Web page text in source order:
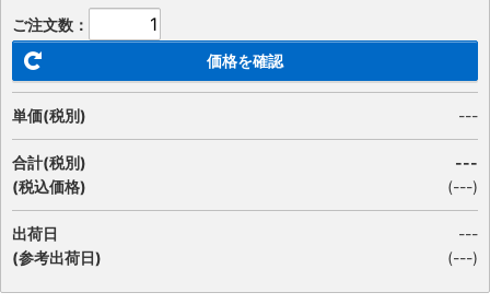
ご注文数：
価格を確認
単価(税別) ---
合計(税別)
(税込価格)
---
(---)
出荷日
(参考出荷日)
---
(---)